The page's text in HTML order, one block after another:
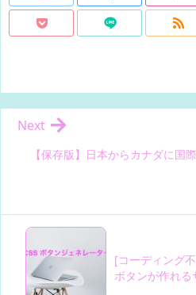
【保存版】日本からカナダに国
Next
[コーディング
ボタンが作れる